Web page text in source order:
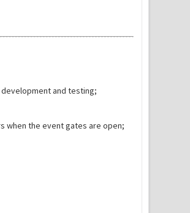
and testing;
when the event gates are open;